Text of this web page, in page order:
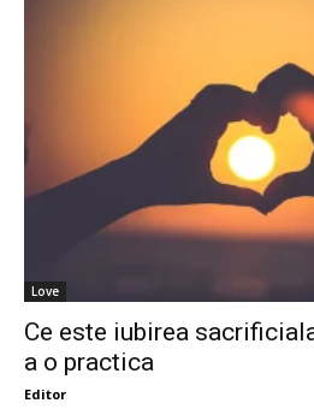
Love
Ce este iubirea
a o practica
Editor